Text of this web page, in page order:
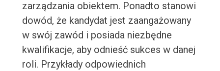
zarządzania obiektem. Ponadto stanowi
dowód, że kandydat jest zaangażowany
w swój zawód i posiada niezbędne
kwalifikacje, aby odnieść sukces w danej
roli. Przykłady odpowiednich